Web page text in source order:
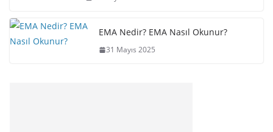
EMA Nedir? EMA Nasıl Okunur?
31 Mayıs 2025